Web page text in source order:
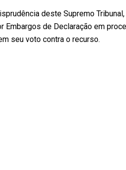
deste Supremo
Embargos de Declaração em
seu voto contra o recurso.